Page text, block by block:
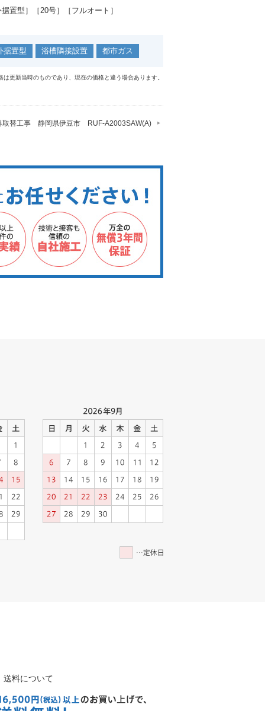
置型］［20号］［フルオート］
据置型 浴槽隣接設置 都市ガス
更新当時のものであり、現在の価格と違う場合あります。
取替工事 静岡県伊豆市 RUF-A2003SAW(A)
送料について